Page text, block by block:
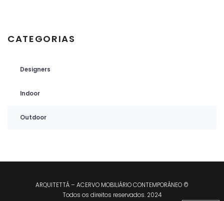
CATEGORIAS
Designers
Indoor
Outdoor
ARQUITETTÁ – ACERVO MOBILIÁRIO CONTEMPORÂNEO ©
Todos os direitos reservados. 2024